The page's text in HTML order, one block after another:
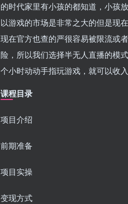
的时代家里有小孩的都知道，小孩
以游戏的市场是非常之大的但是现
现在官方也查的严很容易被限流或
险，所以我们选择半无人直播的模
个小时动动手指玩游戏，就可以收
课程目录
项目介绍
前期准备
项目实操
变现方式